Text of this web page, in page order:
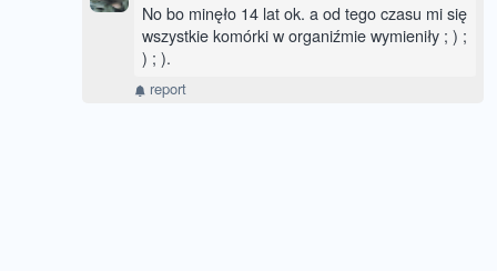
No bo minęło 14 lat ok. a od tego czasu mi się
wszystkie komórki w organiźmie wymieniły ; ) ;
) ; ).
report